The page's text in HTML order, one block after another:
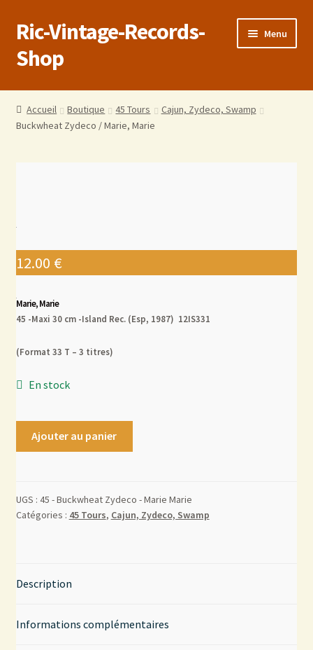
Ric-Vintage-Records-
Shop
Menu
Accueil
Boutique
Conditions générales de vente
Politique de confidentialité
Mon compte
Contact
Accueil Boutique 45 Tours
Cajun, Zydeco, Swamp
Buckwheat Zydeco / Marie, Marie
12.00 €
Marie, Marie
45 -Maxi 30 cm -Island Rec. (Esp, 1987) 12IS331
(Format 33 T – 3 titres)
En stock
Ajouter au panier
UGS : 45 - Buckwheat Zydeco - Marie Marie
Catégories : 45 Tours, Cajun, Zydeco, Swamp
Description
Informations complémentaires